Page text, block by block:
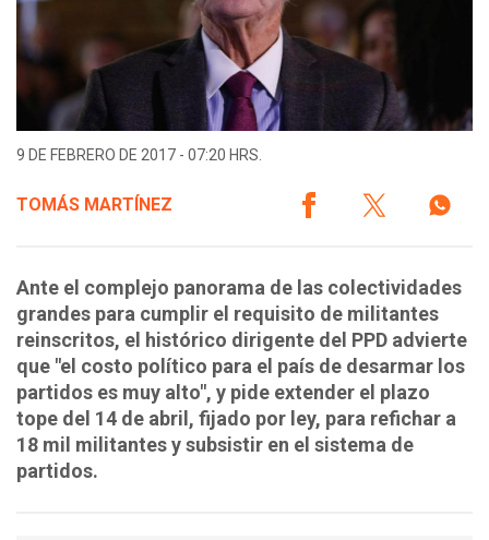
9 DE FEBRERO DE 2017 - 07:20 HRS.
TOMÁS MARTÍNEZ
Ante el complejo panorama de las colectividades
grandes para cumplir el requisito de militantes
reinscritos, el histórico dirigente del PPD advierte
que "el costo político para el país de desarmar los
partidos es muy alto", y pide extender el plazo
tope del 14 de abril, fijado por ley, para refichar a
18 mil militantes y subsistir en el sistema de
partidos.